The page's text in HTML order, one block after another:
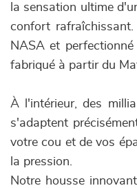
la sensation ultime
confort
NASA et
fabriqué à partir du
À l'intérieur, des
s'adaptent
votre cou et de vos
la pression.
Notre housse